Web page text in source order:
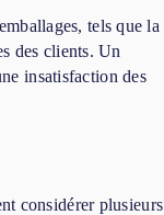
tels que la
des clients. Un
insatisfaction des
considérer plusieurs